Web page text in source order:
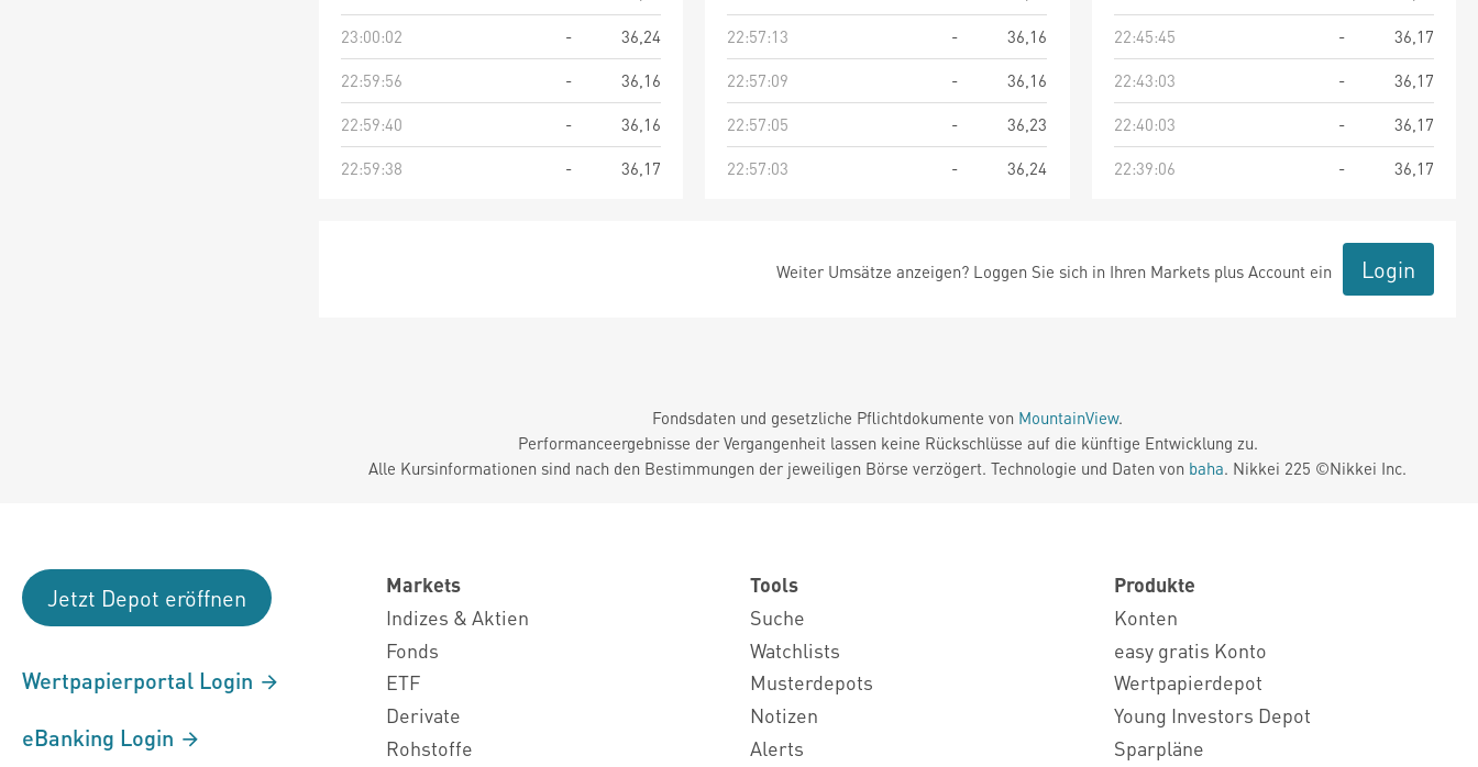
23:00:02
-
36,24
22:59:56
-
36,16
22:59:40
-
36,16
22:59:38
- 36,17
22:57:13
-
36,16
22:57:09
-
36,16
22:57:05
-
36,23
22:57:03
- 36,24
22:45:45
-
36,17
22:43:03
-
36,17
22:40:03
-
36,17
22:39:06
- 36,17
Weiter Umsätze anzeigen? Loggen Sie sich in Ihren Markets plus Account ein Login
Fondsdaten und gesetzliche Pflichtdokumente von MountainView.
Performanceergebnisse der Vergangenheit lassen keine Rückschlüsse auf die künftige Entwicklung zu.
Alle Kursinformationen sind nach den Bestimmungen der jeweiligen Börse verzögert. Technologie und Daten von baha. Nikkei 225 ©Nikkei Inc.
Jetzt Depot eröffnen
Wertpapierportal Login
eBanking Login
Markets
Indizes & Aktien
Fonds
ETF
Derivate
Rohstoffe
Tools
Suche
Watchlists
Musterdepots
Notizen
Alerts
Produkte
Konten
easy gratis Konto
Wertpapierdepot
Young Investors Depot
Sparpläne